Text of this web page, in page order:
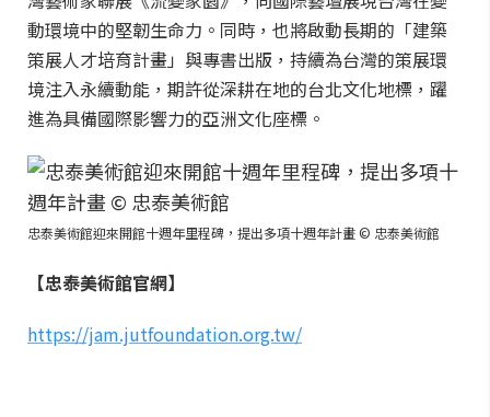
動環境中的堅韌生命力。同時，也將啟動長期的「建築
策展人才培育計畫」與專書出版，持續為台灣的策展環
境注入永續動能，期許從深耕在地的台北文化地標，躍
進為具備國際影響力的亞洲文化座標。
忠泰美術館迎來開館十週年里程碑，提出多項十週年計畫 © 忠泰美術館
【忠泰美術館官網】
https://jam.jutfoundation.org.tw/